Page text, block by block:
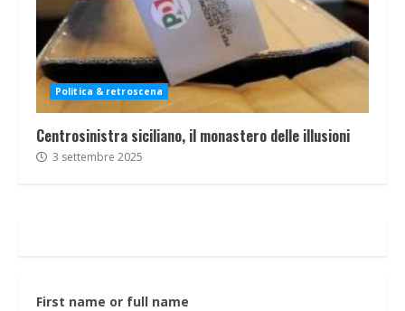
Politica & retroscena
Centrosinistra siciliano, il monastero delle illusioni
3 settembre 2025
First name or full name